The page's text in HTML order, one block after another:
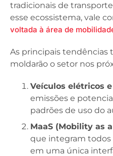
tradicionais de
esse ecossistema, vale
voltada à área de
As principais tendências
moldarão o setor nos
Veículos elétricos
emissões e
padrões de uso do
MaaS (Mobility as
que integram todos
em uma única